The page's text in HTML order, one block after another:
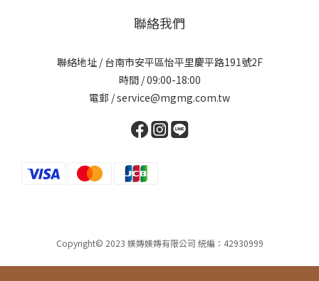
聯絡我們
聯絡地址 / 台南市安平區怡平里慶平路191號2F
時間 / 09:00-18:00
電郵 / service@mgmg.com.tw
Copyright© 2023 媄嫥媄嫥有限公司 統編：42930999